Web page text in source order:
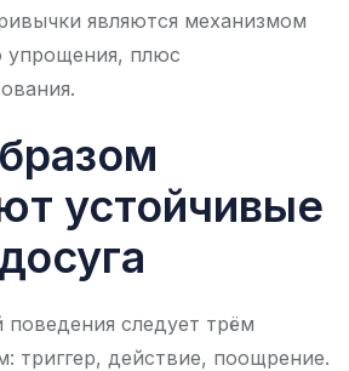
являются механизмом
упрощения, плюс
устойчивые
поведения следует трём
триггер, действие, поощрение.